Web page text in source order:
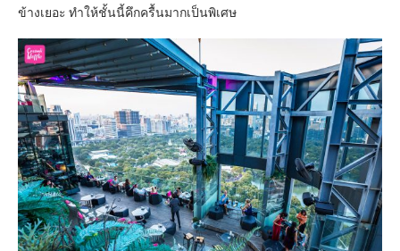
ข้างเยอะ ทำให้ชั้นนี้คึกครื้นมากเป็นพิเศษ